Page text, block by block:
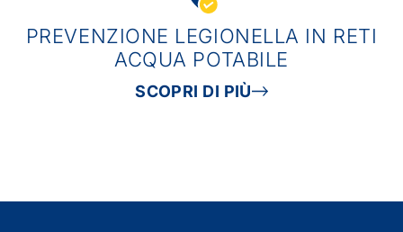
PREVENZIONE LEGIONELLA IN RETI
ACQUA POTABILE
SCOPRI DI PIÙ